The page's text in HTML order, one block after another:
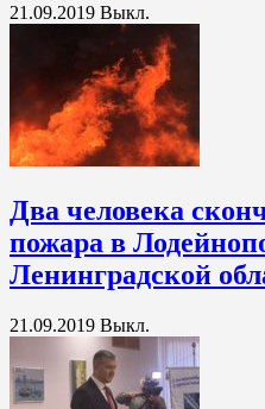
21.09.2019 Выкл.
Два человека
пожара в
Ленинградской
21.09.2019 Выкл.